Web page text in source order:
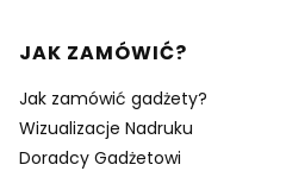
Linki w stopce
JAK ZAMÓWIĆ?
Jak zamówić gadżety?
Wizualizacje Nadruku
Doradcy Gadżetowi